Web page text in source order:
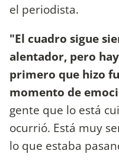
el periodista.
"El cuadro sigue
alentador, pero
primero que hizo
momento de
gente que lo está
ocurrió. Está muy
lo que estaba